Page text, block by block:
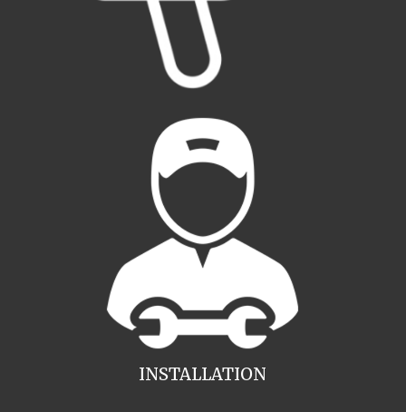
INSTALLATION